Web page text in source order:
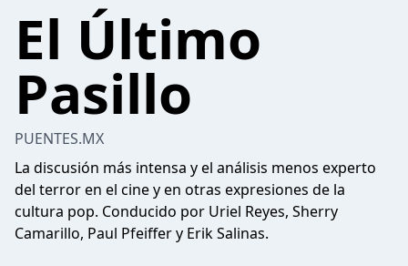
El Último
Pasillo
PUENTES.MX
La discusión más intensa y el análisis menos experto
del terror en el cine y en otras expresiones de la
cultura pop. Conducido por Uriel Reyes, Sherry
Camarillo, Paul Pfeiffer y Erik Salinas.